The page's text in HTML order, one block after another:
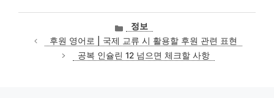
카
테
고
리
정보
후원 영어로 | 국제 교류 시 활용할 후원 관련 표현
공복 인슐린 12 넘으면 체크할 사항